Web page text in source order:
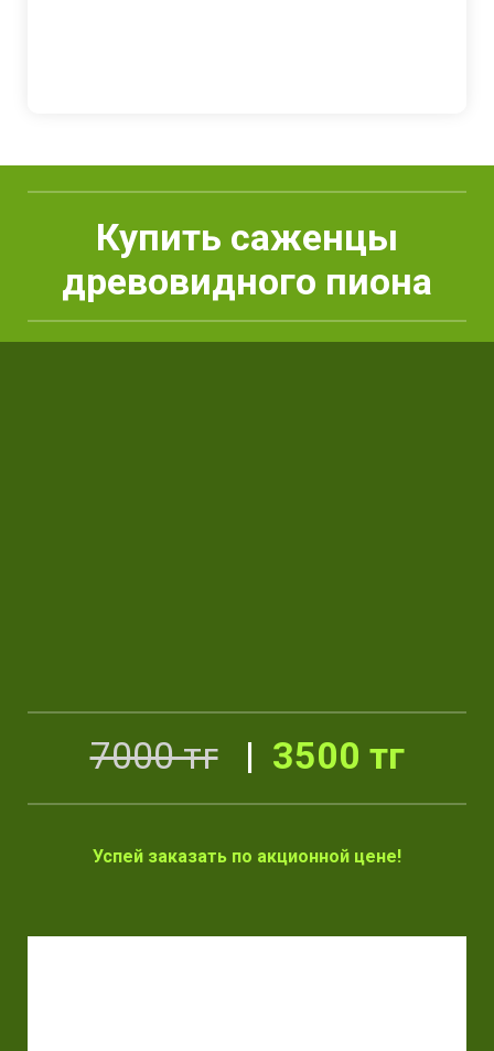
Купить саженцы
древовидного пиона
7000 тг | 3500 тг
Успей заказать по акционной цене!